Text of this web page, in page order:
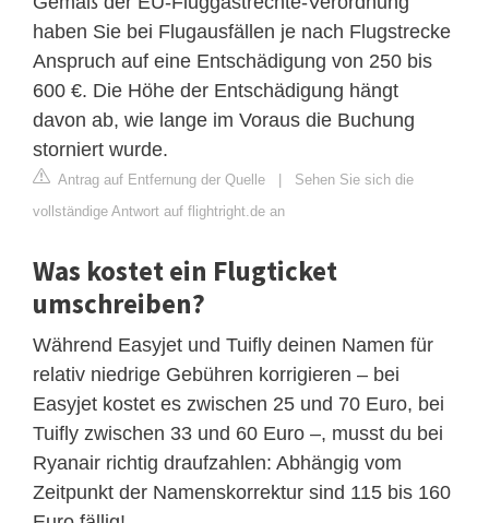
haben Sie bei Flugausfällen je nach Flugstrecke
Anspruch auf eine Entschädigung von 250 bis
600 €. Die Höhe der Entschädigung hängt
davon ab, wie lange im Voraus die Buchung
storniert wurde.
Antrag auf Entfernung der Quelle | Sehen Sie sich die
vollständige Antwort auf flightright.de an
Was kostet ein Flugticket
umschreiben?
Während Easyjet und Tuifly deinen Namen für
relativ niedrige Gebühren korrigieren – bei
Easyjet kostet es zwischen 25 und 70 Euro, bei
Tuifly zwischen 33 und 60 Euro –, musst du bei
Ryanair richtig draufzahlen: Abhängig vom
Zeitpunkt der Namenskorrektur sind 115 bis 160